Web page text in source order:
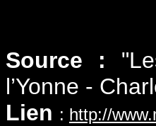
Source :
l’Yonne -
Lien : http://